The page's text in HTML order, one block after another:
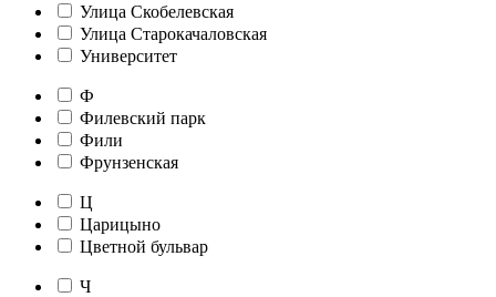
Улица Скобелевская
Улица Старокачаловская
Университет
Ф
Филевский парк
Фили
Фрунзенская
Ц
Царицыно
Цветной бульвар
Ч